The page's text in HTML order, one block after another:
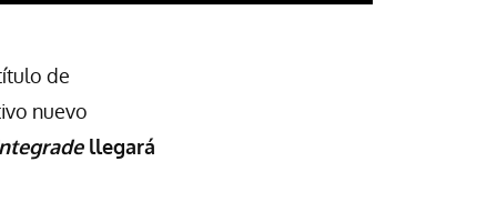
de
nuevo
llegará